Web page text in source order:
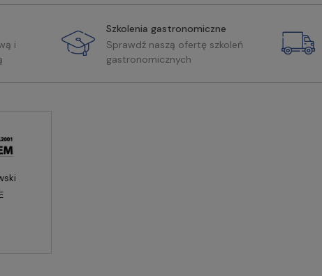
i
Szkolenia gastronomiczne
Sprawdź naszą ofertę szkoleń
gastronomicznych